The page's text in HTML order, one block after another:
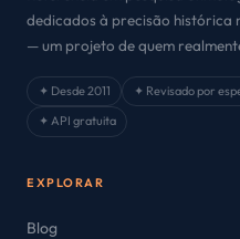
dedicados à precisão histórica
— um projeto de quem
✦ Desde 2011 ✦ Revisado por
✦ API gratuita
EXPLORAR
Blog